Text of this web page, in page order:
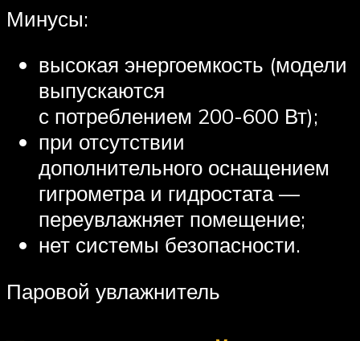
Минусы:
высокая энергоемкость (модели
выпускаются
с потреблением 200-600 Вт);
при отсутствии
дополнительного оснащением
гигрометра и гидростата —
переувлажняет помещение;
нет системы безопасности.
Паровой увлажнитель